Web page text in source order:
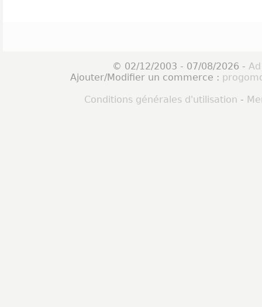
© 02/12/2003 - 07/08/2026 -
Ajouter/Modifier un commerce :
Conditions générales d'utilisation -